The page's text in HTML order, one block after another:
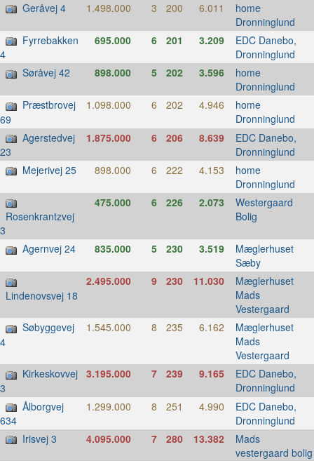
Geråvej 4
1.498.000 3 200 6.011 home
Dronninglund
Fyrrebakken
4
695.000 6 201 3.209 EDC Danebo,
Dronninglund
Søråvej 42
898.000 5 202 3.596 home
Dronninglund
Præstbrovej
69
1.098.000 6 202 4.946 home
Dronninglund
Agerstedvej
23
1.875.000 6 206 8.639 EDC Danebo,
Dronninglund
Mejerivej 25
898.000 6 222 4.153 home
Dronninglund
Rosenkrantzvej
3
475.000 6 226 2.073 Westergaard
Bolig
Agernvej 24 835.000 5 230 3.519 Mæglerhuset
Sæby
Lindenovsvej 18
2.495.000 9 230 11.030 Mæglerhuset
Mads
Vestergaard
Søbyggevej
4
1.545.000 8 235 6.162 Mæglerhuset
Mads
Vestergaard
Kirkeskovvej
3
3.195.000 7 239 9.165 EDC Danebo,
Dronninglund
Ålborgvej
634
1.299.000 8 251 4.990 EDC Danebo,
Dronninglund
Irisvej 3
4.095.000 7 280 13.382 Mads
vestergaard bolig